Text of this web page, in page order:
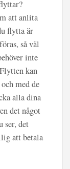
att anlita
flytta är
så väl
inte
kan
med de
alla dina
det något
ser, det
att betala